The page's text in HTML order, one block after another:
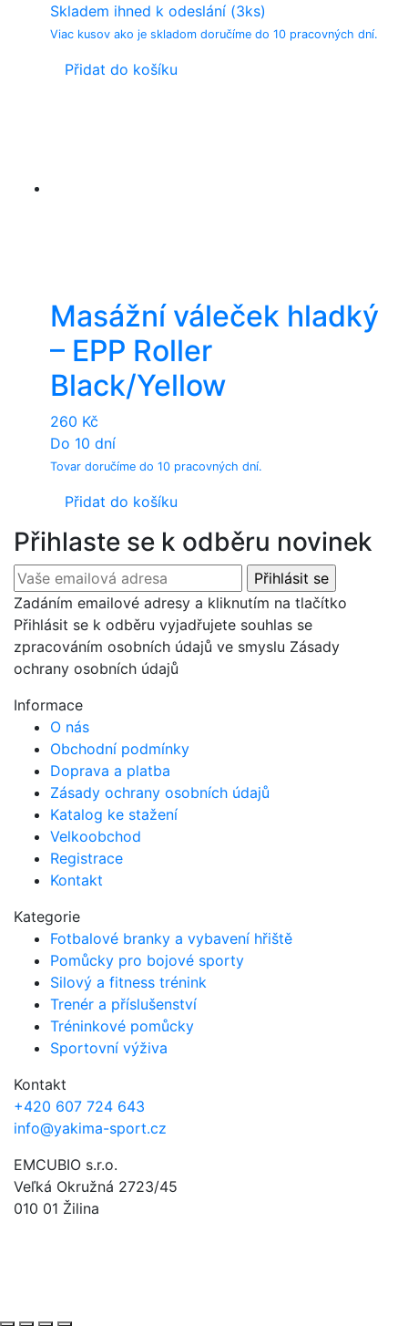
Skladem ihned k odeslání (3ks)
Viac kusov ako je skladom doručíme do 10 pracovných dní.
Přidat do košíku
Masážní váleček hladký
– EPP Roller
Black/Yellow
260 Kč
Do 10 dní
Tovar doručíme do 10 pracovných dní.
Přidat do košíku
Přihlaste se k odběru novinek
Zadáním emailové adresy a kliknutím na tlačítko
Přihlásit se k odběru vyjadřujete souhlas se
zpracováním osobních údajů ve smyslu Zásady
ochrany osobních údajů
Informace
O nás
Obchodní podmínky
Doprava a platba
Zásady ochrany osobních údajů
Katalog ke stažení
Velkoobchod
Registrace
Kontakt
Kategorie
Fotbalové branky a vybavení hřiště
Pomůcky pro bojové sporty
Silový a fitness trénink
Trenér a příslušenství
Tréninkové pomůcky
Sportovní výživa
Kontakt
+420 607 724 643
info@yakima-sport.cz
EMCUBIO s.r.o.
Veľká Okružná 2723/45
010 01 Žilina